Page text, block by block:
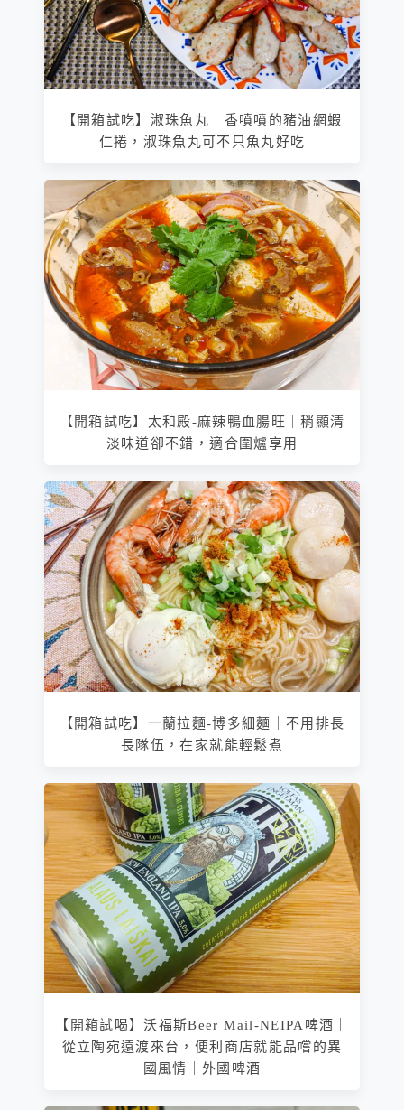
【開箱試吃】淑珠魚丸｜香噴噴的豬油網蝦
仁捲，淑珠魚丸可不只魚丸好吃
【開箱試吃】太和殿-麻辣鴨血腸旺｜稍顯清
淡味道卻不錯，適合圍爐享用
【開箱試吃】一蘭拉麵-博多細麵｜不用排長
長隊伍，在家就能輕鬆煮
【開箱試喝】沃福斯Beer Mail-NEIPA啤酒｜
從立陶宛遠渡來台，便利商店就能品嚐的異
國風情｜外國啤酒